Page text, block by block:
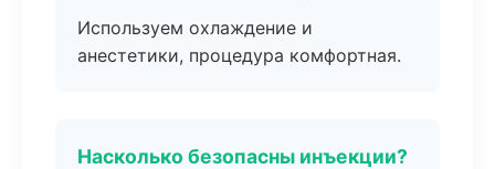
Используем охлаждение и
анестетики, процедура комфортная.
Насколько безопасны инъекции?